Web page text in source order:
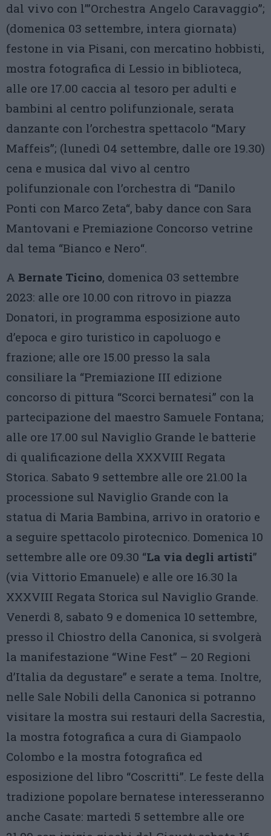
dal vivo con l’”Orchestra Angelo Caravaggio”;
(domenica 03 settembre, intera giornata)
festone in via Pisani, con mercatino hobbisti,
mostra fotografica di Lessio in biblioteca,
alle ore 17.00 caccia al tesoro per adulti e
bambini al centro polifunzionale, serata
danzante con l’orchestra spettacolo “Mary
Maffeis”; (lunedì 04 settembre, dalle ore 19.30)
cena e musica dal vivo al centro
polifunzionale con l’orchestra dì “Danilo
Ponti con Marco Zeta“, baby dance con Sara
Mantovani e Premiazione Concorso vetrine
dal tema “Bianco e Nero“.
A Bernate Ticino, domenica 03 settembre
2023: alle ore 10.00 con ritrovo in piazza
Donatori, in programma esposizione auto
d’epoca e giro turistico in capoluogo e
frazione; alle ore 15.00 presso la sala
consiliare la “Premiazione III edizione
concorso di pittura “Scorci bernatesi” con la
partecipazione del maestro Samuele Fontana;
alle ore 17.00 sul Naviglio Grande le batterie
di qualificazione della XXXVIII Regata
Storica. Sabato 9 settembre alle ore 21.00 la
processione sul Naviglio Grande con la
statua di Maria Bambina, arrivo in oratorio e
a seguire spettacolo pirotecnico. Domenica 10
settembre alle ore 09.30 “La via degli artisti”
(via Vittorio Emanuele) e alle ore 16.30 la
XXXVIII Regata Storica sul Naviglio Grande.
Venerdì 8, sabato 9 e domenica 10 settembre,
presso il Chiostro della Canonica, si svolgerà
la manifestazione “Wine Fest” – 20 Regioni
d’Italia da degustare” e serate a tema. Inoltre,
nelle Sale Nobili della Canonica si potranno
visitare la mostra sui restauri della Sacrestia,
la mostra fotografica a cura di Giampaolo
Colombo e la mostra fotografica ed
esposizione del libro “Coscritti”. Le feste della
tradizione popolare bernatese interesseranno
anche Casate: martedì 5 settembre alle ore